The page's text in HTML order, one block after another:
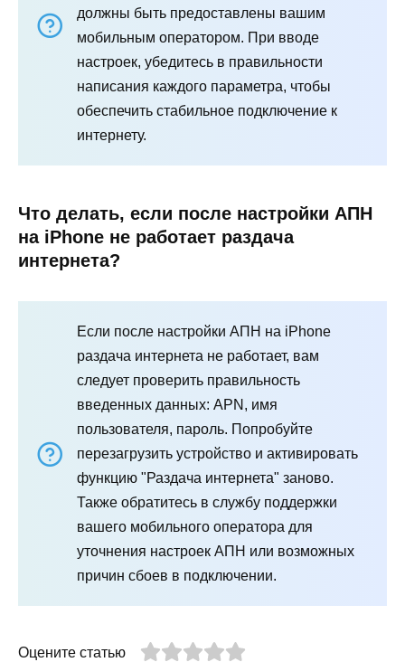
должны быть предоставлены вашим
мобильным оператором. При вводе
настроек, убедитесь в правильности
написания каждого параметра, чтобы
обеспечить стабильное подключение к
интернету.
Что делать, если после настройки АПН
на iPhone не работает раздача
интернета?
Если после настройки АПН на iPhone
раздача интернета не работает, вам
следует проверить правильность
введенных данных: APN, имя
пользователя, пароль. Попробуйте
перезагрузить устройство и активировать
функцию "Раздача интернета" заново.
Также обратитесь в службу поддержки
вашего мобильного оператора для
уточнения настроек АПН или возможных
причин сбоев в подключении.
Оцените статью